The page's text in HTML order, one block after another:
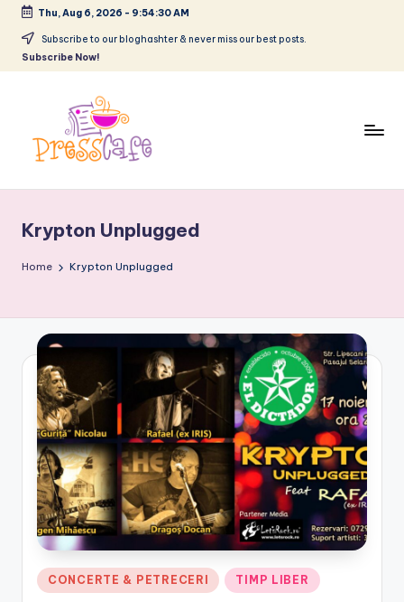
Skip
Thu, Aug 6, 2026 - 9:54:31 AM
Subscribe to our bloghashter & never miss our best posts.
Subscribe Now!
e
s
c
a
f
e
.
r
o
urbane
Krypton Unplugged
Home Krypton Unplugged
Posted
CONCERTE & PETRECERI TIMP LIBER